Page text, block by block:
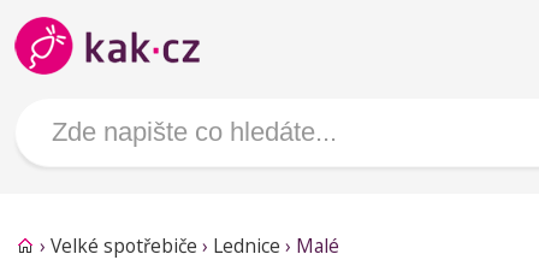
› Velké spotřebiče › Lednice › Malé